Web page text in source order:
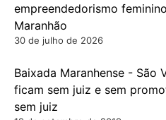
empreendedorismo
Maranhão
30 de julho de 2026
Baixada Maranhense - São
ficam sem juiz e sem
sem juiz